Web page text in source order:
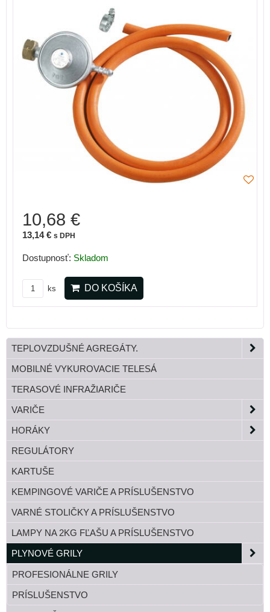
10,68 €
13,14 € s DPH
Dostupnosť: Skladom
ks DO KOŠÍKA
TEPLOVZDUŠNÉ AGREGÁTY.
MOBILNÉ VYKUROVACIE TELESÁ
TERASOVÉ INFRAŽIARIČE
VARIČE
HORÁKY
REGULÁTORY
KARTUŠE
KEMPINGOVÉ VARIČE A PRÍSLUŠENSTVO
VARNÉ STOLIČKY A PRÍSLUŠENSTVO
LAMPY NA 2KG FĽAŠU A PRÍSLUŠENSTVO
PLYNOVÉ GRILY
PROFESIONÁLNE GRILY
PRÍSLUŠENSTVO